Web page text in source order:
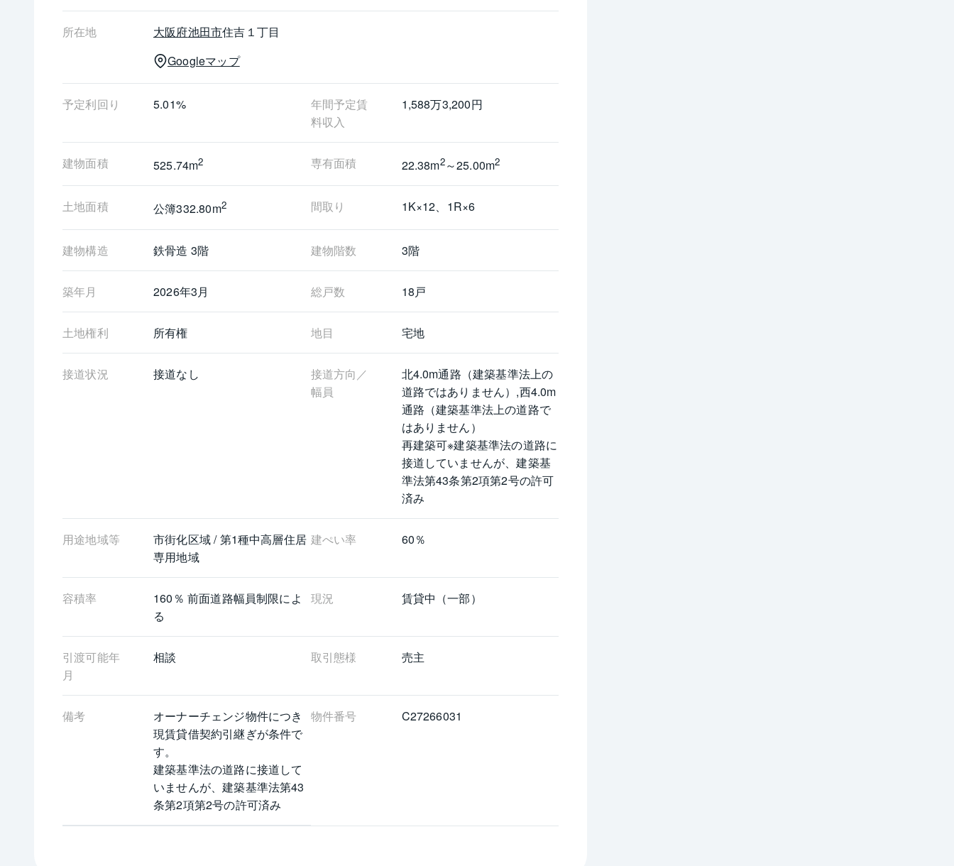
所在地 大阪府池田市住吉１丁目
Googleマップ
予定利回り 5.01%
年間予定賃
料収入
1,588万3,200円
建物面積 525.74m2 専有面積 22.38m2～25.00m2
土地面積 公簿332.80m2 間取り 1K×12、1R×6
建物構造 鉄骨造 3階 建物階数 3階
築年月 2026年3月 総戸数 18戸
土地権利 所有権 地目 宅地
接道状況 接道なし
接道方向／
幅員
北4.0m通路（建築基準法上の
道路ではありません）,西4.0m
通路（建築基準法上の道路で
はありません）
再建築可※建築基準法の道路に
接道していませんが、建築基
準法第43条第2項第2号の許可
済み
用途地域等
市街化区域 / 第1種中高層住居
専用地域
建ぺい率 60％
容積率
160％ 前面道路幅員制限によ
る
現況 賃貸中（一部）
引渡可能年
月
相談 取引態様 売主
備考
オーナーチェンジ物件につき
現賃貸借契約引継ぎが条件で
す。
建築基準法の道路に接道して
いませんが、建築基準法第43
条第2項第2号の許可済み
物件番号 C27266031